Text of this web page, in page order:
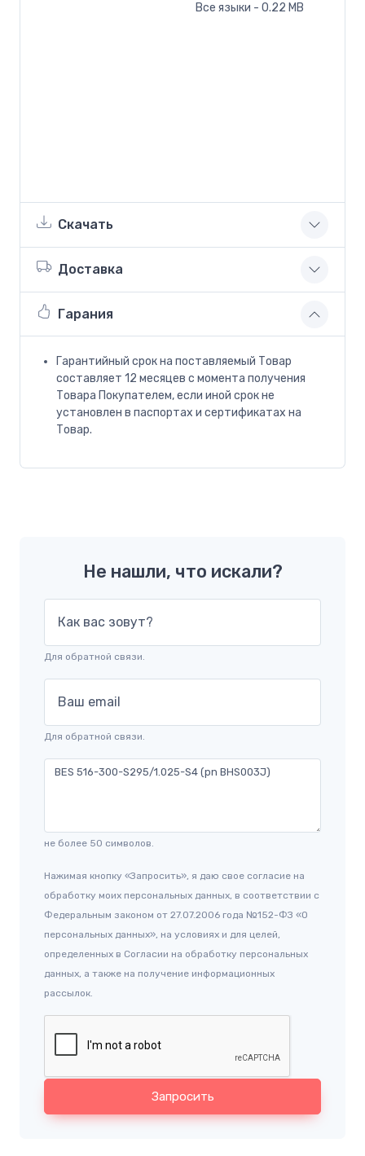
Все языки - 0.22 MB
Скачать
Доставка
Гарания
Гарантийный срок на поставляемый Товар
составляет 12 месяцев с момента получения
Товара Покупателем, если иной срок не
установлен в паспортах и сертификатах на
Товар.
Не нашли, что искали?
Как вас зовут?
Для обратной связи.
Ваш email
Для обратной связи.
не более 50 символов.
Нажимая кнопку «Запросить», я даю свое согласие на
обработку моих персональных данных, в соответствии с
Федеральным законом от 27.07.2006 года №152-ФЗ «О
персональных данных», на условиях и для целей,
определенных в Согласии на обработку персональных
данных, а также на получение информационных
рассылок.
Запросить